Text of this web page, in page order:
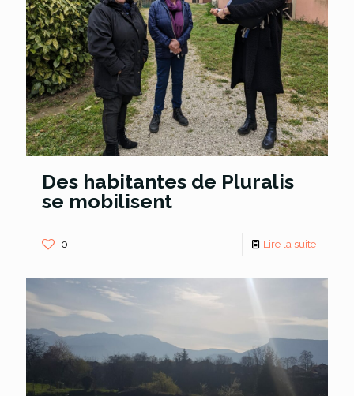
Des habitantes de Pluralis
se mobilisent
0 Lire la suite